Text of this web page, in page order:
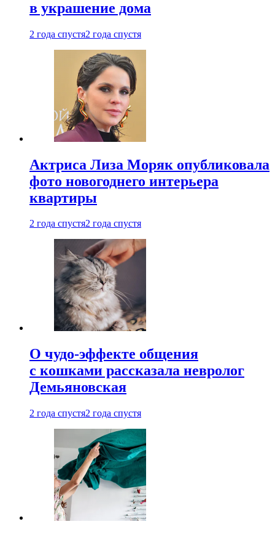
в украшение дома
2 года спустя2 года спустя
Актриса Лиза Моряк опубликовала
фото новогоднего интерьера
квартиры
2 года спустя2 года спустя
О чудо-эффекте общения
с кошками рассказала невролог
Демьяновская
2 года спустя2 года спустя